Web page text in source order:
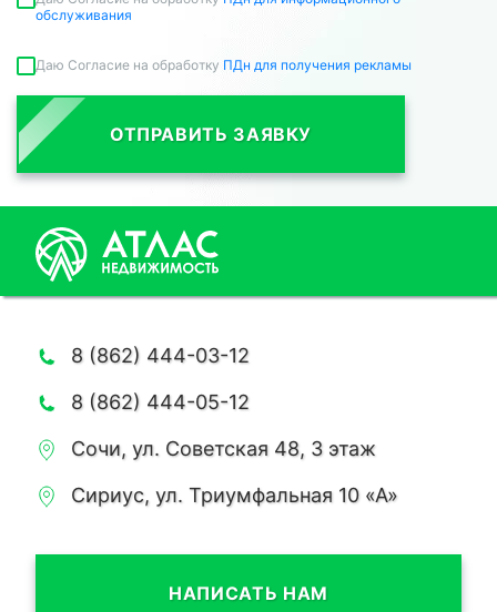
обслуживания
Даю Согласие на обработку ПДн для получения рекламы
ОТПРАВИТЬ ЗАЯВКУ
8 (862) 444-03-12
8 (862) 444-05-12
Сочи, ул. Советская 48, 3 этаж
Сириус, ул. Триумфальная 10 «А»
НАПИСАТЬ НАМ